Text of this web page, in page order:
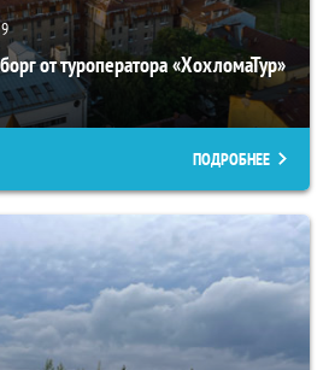
9
от туроператора «ХохломаТур»
ПОДРОБНЕЕ